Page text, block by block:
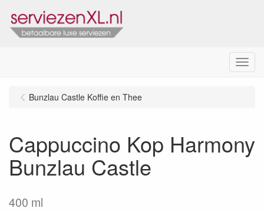
Menu
Bunzlau Castle Koffie en Thee
Cappuccino Kop Harmony
Bunzlau Castle
400 ml